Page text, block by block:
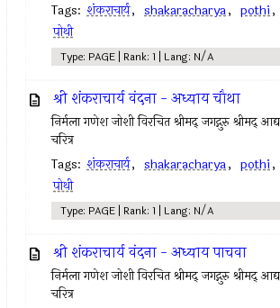
Tags: शंकराचार्य, shakaracharya, pothi,
पोथी
Type: PAGE | Rank: 1 | Lang: N/A
श्री शंकराचार्य वंदना - अध्याय चौथा
निर्मला गणेश जोशी विरचित श्रीमद् जगद्गुरु श्रीमद्
चरित्र
Tags: शंकराचार्य, shakaracharya, pothi,
पोथी
Type: PAGE | Rank: 1 | Lang: N/A
श्री शंकराचार्य वंदना - अध्याय पाचवा
निर्मला गणेश जोशी विरचित श्रीमद् जगद्गुरु श्रीमद्
चरित्र